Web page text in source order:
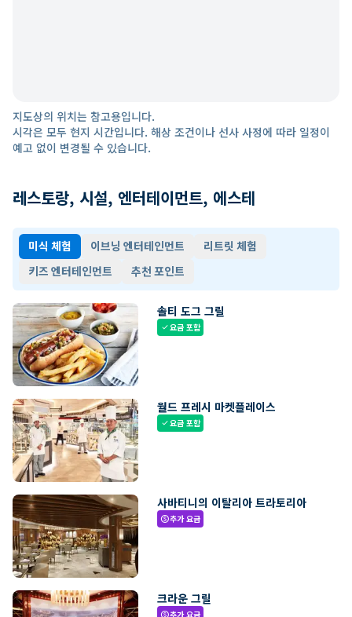
지도상의 위치는 참고용입니다.
시각은 모두 현지 시간입니다. 해상 조건이나 선사 사정에 따라 일정이
예고 없이 변경될 수 있습니다.
레스토랑, 시설, 엔터테이먼트, 에스테
미식 체험 이브닝 엔터테인먼트
리트릿 체험
키즈 엔터테인먼트
추천 포인트
솔티 도그 그릴
check요금 포함
월드 프레시 마켓플레이스
check요금 포함
사바티니의 이탈리아 트라토리아
paid추가 요금
크라운 그릴
paid추가 요금